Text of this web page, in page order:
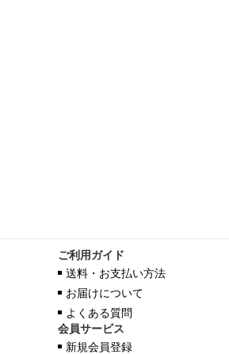
ご利用ガイド
送料・お支払い方法
お届けについて
よくある質問
会員サービス
新規会員登録